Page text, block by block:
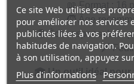
Ce site Web utilise ses
pour améliorer nos services
publicités liées à vos
habitudes de navigation.
à son utilisation, appuyez
Plus d'informations
📖 Format : 16
🧒 Âge
🌍 Éco-responsable :
🖊️
🎓Un outil idéal pour